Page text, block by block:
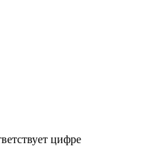
цифре